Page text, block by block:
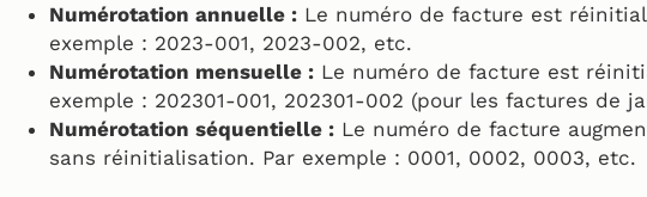
Numérotation annuelle : Le numéro de facture est
exemple : 2023-001, 2023-002, etc.
Numérotation mensuelle : Le numéro de facture est
exemple : 202301-001, 202301-002 (pour les factures de
Numérotation séquentielle : Le numéro de facture
sans réinitialisation. Par exemple : 0001, 0002, 0003, etc.